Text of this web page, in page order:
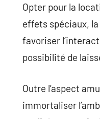
Opter pour la
effets spéciaux,
favoriser
possibilité de
Outre l’aspect
immortaliser